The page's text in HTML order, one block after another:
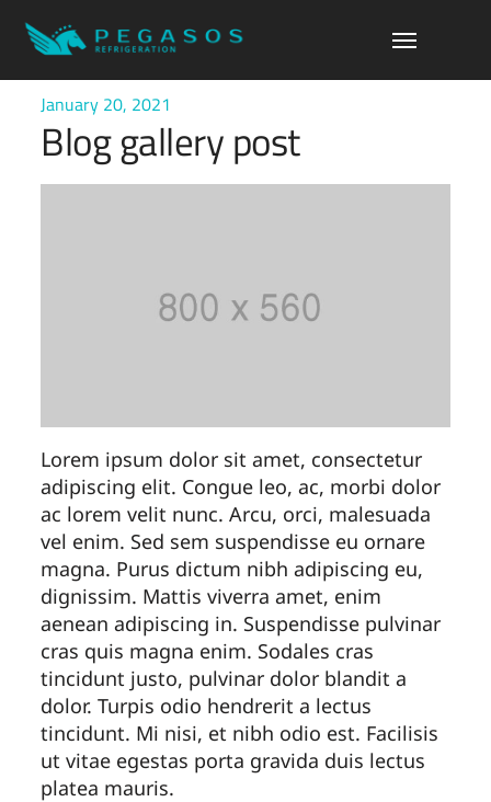
January 20, 2021
Blog gallery post
Lorem ipsum dolor sit amet, consectetur
adipiscing elit. Congue leo, ac, morbi dolor
ac lorem velit nunc. Arcu, orci, malesuada
vel enim. Sed sem suspendisse eu ornare
magna. Purus dictum nibh adipiscing eu,
dignissim. Mattis viverra amet, enim
aenean adipiscing in. Suspendisse pulvinar
cras quis magna enim. Sodales cras
tincidunt justo, pulvinar dolor blandit a
dolor. Turpis odio hendrerit a lectus
tincidunt. Mi nisi, et nibh odio est. Facilisis
ut vitae egestas porta gravida duis lectus
platea mauris.